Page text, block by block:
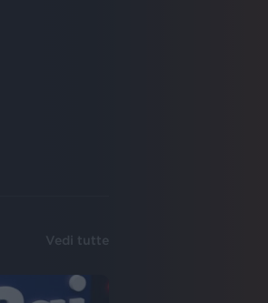
Vedi tutte